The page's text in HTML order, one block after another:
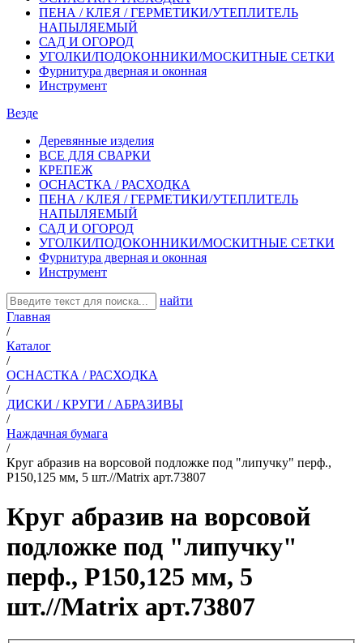
ПЕНА / КЛЕЯ / ГЕРМЕТИКИ/УТЕПЛИТЕЛЬ
НАПЫЛЯЕМЫЙ
САД И ОГОРОД
УГОЛКИ/ПОДОКОННИКИ/МОСКИТНЫЕ СЕТКИ
Фурнитура дверная и оконная
Инструмент
Везде
Деревянные изделия
ВСЕ ДЛЯ СВАРКИ
КРЕПЕЖ
ОСНАСТКА / РАСХОДКА
ПЕНА / КЛЕЯ / ГЕРМЕТИКИ/УТЕПЛИТЕЛЬ
НАПЫЛЯЕМЫЙ
САД И ОГОРОД
УГОЛКИ/ПОДОКОННИКИ/МОСКИТНЫЕ СЕТКИ
Фурнитура дверная и оконная
Инструмент
найти
Главная
/
Каталог
/
ОСНАСТКА / РАСХОДКА
/
ДИСКИ / КРУГИ / АБРАЗИВЫ
/
Наждачная бумага
/
Круг абразив на ворсовой подложке под "липучку" перф.,
Р150,125 мм, 5 шт.//Matrix арт.73807
Круг абразив на ворсовой
подложке под "липучку"
перф., Р150,125 мм, 5
шт.//Matrix арт.73807